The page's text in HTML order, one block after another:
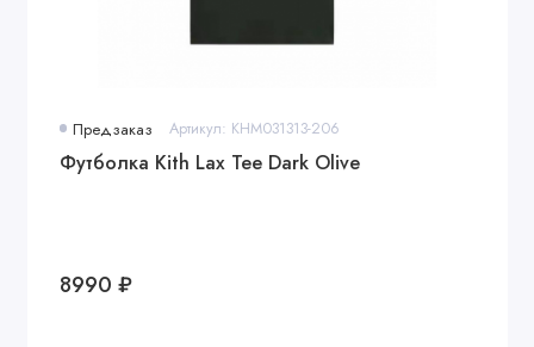
Предзаказ Артикул: KHM031313-206
Футболка Kith Lax Tee Dark Olive
8990 ₽